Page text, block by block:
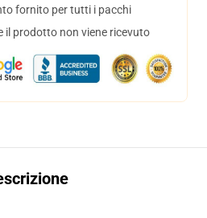
fornito per tutti i pacchi
il prodotto non viene ricevuto